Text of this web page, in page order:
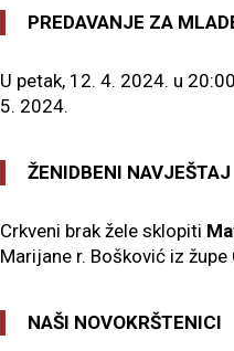
PREDAVANJE ZA
U petak, 12. 4. 2024. u
5. 2024.
ŽENIDBENI NAVJEŠTAJ
Crkveni brak žele sklopiti
Marijane r. Bošković iz
NAŠI NOVOKRŠTENICI